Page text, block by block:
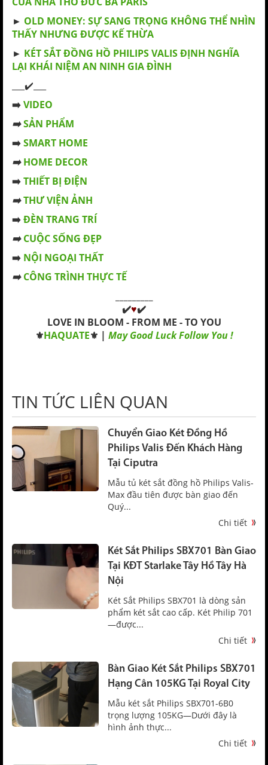
► OLD MONEY: SỰ SANG TRỌNG KHÔNG THỂ NHÌN
THẤY NHƯNG ĐƯỢC KẾ THỪA
► KÉT SẮT ĐỒNG HỒ PHILIPS VALIS ĐỊNH NGHĨA
LẠI KHÁI NIỆM AN NINH GIA ĐÌNH
___✔️___
➡️VIDEO
➡️SẢN PHẨM
➡️SMART HOME
➡️ HOME DECOR
➡️THIẾT BỊ ĐIỆN
➡️THƯ VIỆN ẢNH
➡️ĐÈN TRANG TRÍ
➡️ CUỘC SỐNG ĐẸP
➡️ NỘI NGOẠI THẤT
➡️ CÔNG TRÌNH THỰC TẾ
✔️♥✔️
LOVE IN BLOOM - FROM ME - TO YOU
⚜️HAQUATE⚜️ | May Good Luck Follow You !
TIN TỨC LIÊN QUAN
Chuyển Giao Két Đồng Hồ
Philips Valis Đến Khách Hàng
Tại Ciputra
Mẫu tủ két sắt đồng hồ Philips Valis-
Max đầu tiên được bàn giao đến
Quý...
Chi tiết
Két Sắt Philips SBX701 Bàn Giao
Tại KĐT Starlake Tây Hồ Tây Hà
Nội
Két Sắt Philips SBX701 là dòng sản
phẩm két sắt cao cấp. Két Philip 701
—được...
Chi tiết
Bàn Giao Két Sắt Philips SBX701
Hạng Cân 105KG Tại Royal City
Mẫu két sắt Philips SBX701-6B0
trọng lượng 105KG—Dưới đây là
hình ảnh thực...
Chi tiết